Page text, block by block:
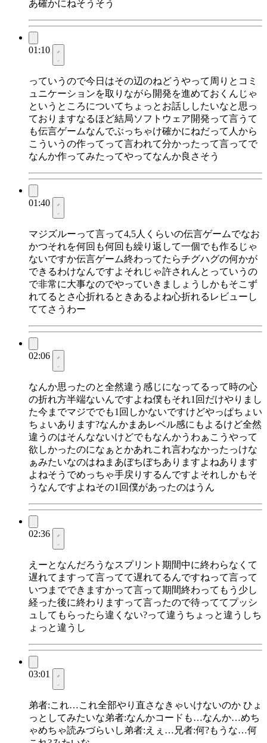
あ確かにねそうそう
01:10
っていうので今日はその辺のねどうやって周りとコミ
ュニケーションを取りながら開発を進めておくんじゃ
というところについてちょっとお話ししたいなと思っ
ておりますなるほど結局ソフトウェア開発って言うて
も伝言ゲームなんでぶっちゃけ確かにねだって人から
こういうの作ってって言われて分かったって言ってで
なんか作ってみたってやってなんか良さそう
01:40
マジズルーって言って4,5人くらいの伝言ゲームでなお
かつそれを何回も何回も繰り返して一個でも作るじゃ
ないですか伝言ゲーム終わってたらチグハグの何かが
できるわけなんですよそれじゃ許されんとっていうの
で非常に大事なのでやっていきましょうしかもそこず
れてるとさ心折れるときあるよね心折れるレビューし
ててさうわー
02:06
なんか思ったのと全然違う感じになってるって時の心
の折れ方半端ないんですよね僕もそれ1回だけやりまし
た今までマジででも1回しかないですけどやっぱちょい
ちょいあります?なんかまあレベル感にもよるけど全然
違うのはそんなないけどでもなんかうわぁこうやって
欲しかったのになぁとかあれこれ言わなかったっけな
ぁみたいなのはねまあぼちぼちありますよねあります
よねそうでめっちゃ手戻りするんですよそれしかもそ
うなんですよねその1回僕があったのはうん
02:36
えーとなんだろうなスプリント期間中に終わらなくて
遅れてますって言ってて遅れてるんですねって言って
いつまでできますかって言って期間終わってもう少し
経った後に終わりますって言ったので待っててプッシ
ュしてもらったら違くない?って違うちょっと違うしち
ょっと違うし
03:01
弟者:これ…これ全部やり直さなきゃいけないのか ひょ
っとしてみたいな弟者:なんかコードも…なんか…めち
ゃめちゃ読みづらいし弟者:えぇ…兄者:何?もうな…何